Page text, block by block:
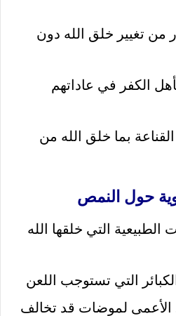
من تغيير خلق الله دون
الكفر في عاداتهم
القناعة بما خلق الله من
حول النمص
الطبيعية التي خلقها الله
التي تستوجب اللعن
الأعمى لموضات قد تخالف